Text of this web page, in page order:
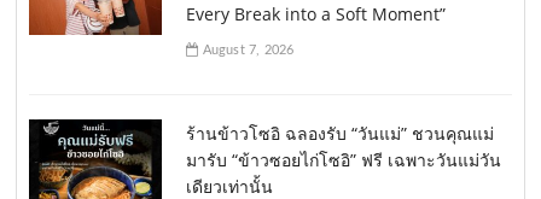
Every Break into a Soft Moment”
August 7, 2026
ร้านข้าวโซอิ ฉลองรับ “วันแม่” ชวนคุณแม่
มารับ “ข้าวซอยไก่โซอิ” ฟรี เฉพาะวันแม่วัน
เดียวเท่านั้น